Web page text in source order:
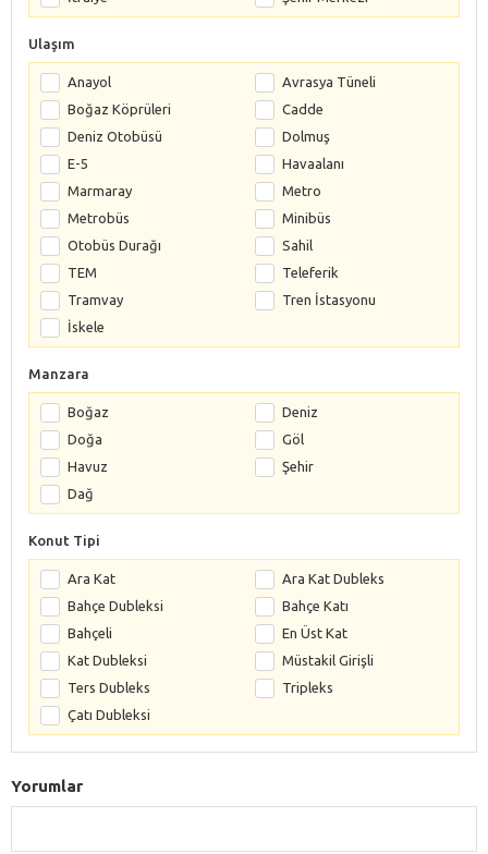
Ulaşım
Anayol
Avrasya Tüneli
Boğaz Köprüleri
Cadde
Deniz Otobüsü
Dolmuş
E-5
Havaalanı
Marmaray
Metro
Metrobüs
Minibüs
Otobüs Durağı
Sahil
TEM
Teleferik
Tramvay
Tren İstasyonu
İskele
Manzara
Boğaz
Deniz
Doğa
Göl
Havuz
Şehir
Dağ
Konut Tipi
Ara Kat
Ara Kat Dubleks
Bahçe Dubleksi
Bahçe Katı
Bahçeli
En Üst Kat
Kat Dubleksi
Müstakil Girişli
Ters Dubleks
Tripleks
Çatı Dubleksi
Yorumlar